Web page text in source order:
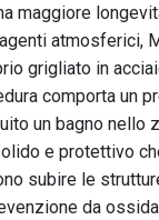
maggiore
atmosferici,
grigliato in
comporta un
un bagno nello
e protettivo
subire le
da